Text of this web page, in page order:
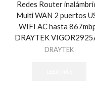
Redes Router
Multi WAN 2 puertos
WIFI AC hasta
DRAYTEK
DRAYTEK